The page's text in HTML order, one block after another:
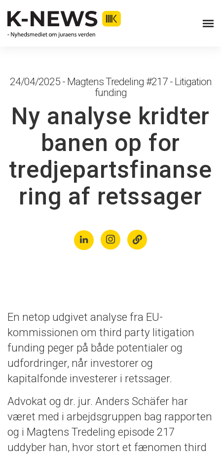
24/04/2025 - Magtens Tredeling #217 - Litigation
funding
Ny analyse kridter
banen op for
tredjepartsfinanse
ring af retssager
En netop udgivet analyse fra EU-
kommissionen om third party litigation
funding peger på både potentialer og
udfordringer, når investorer og
kapitalfonde investerer i retssager.
Advokat og dr. jur. Anders Schäfer har
været med i arbejdsgruppen bag rapporten
og i Magtens Tredeling episode 217
uddyber han, hvor stort et fænomen third